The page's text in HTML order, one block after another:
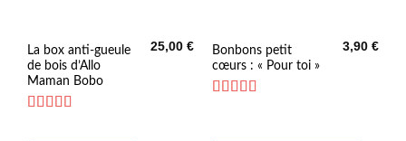
La box anti-gueule
de bois d’Allo
Maman Bobo
25,00€
Bonbons petit
cœurs : « Pour toi »
3,90€